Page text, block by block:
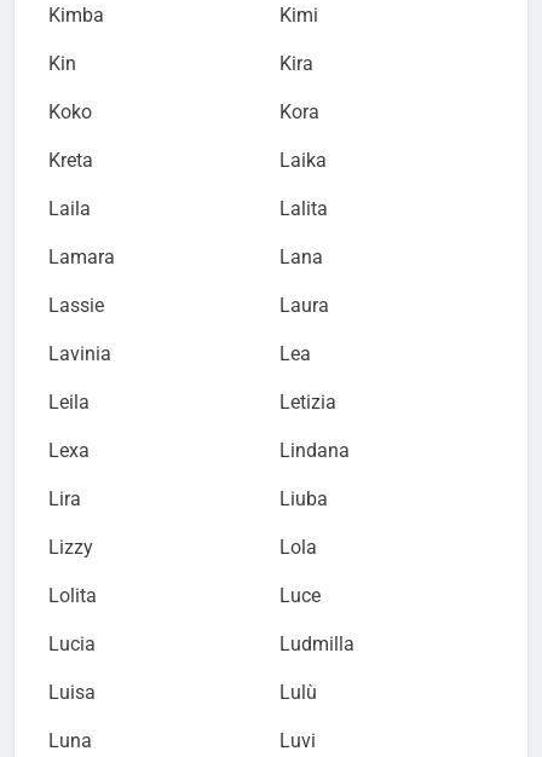
Kimba Kimi
Kin Kira
Koko Kora
Kreta Laika
Laila Lalita
Lamara Lana
Lassie Laura
Lavinia Lea
Leila Letizia
Lexa Lindana
Lira Liuba
Lizzy Lola
Lolita Luce
Lucia Ludmilla
Luisa Lulù
Luna Luvi